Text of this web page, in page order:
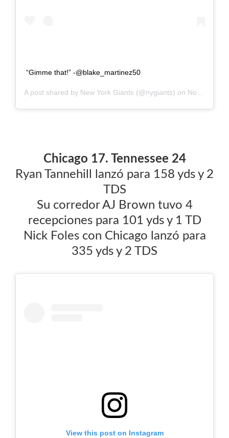
“Gimme that!” -@blake_martinez50
A post shared by New York Giants (@nygiants) on Nov 8, 2020 at 12:56pm PST
Chicago 17. Tennessee 24
Ryan Tannehill lanzó para 158 yds y 2
TDS
Su corredor AJ Brown tuvo 4
recepciones para 101 yds y 1 TD
Nick Foles con Chicago lanzó para
335 yds y 2 TDS
View this post on Instagram